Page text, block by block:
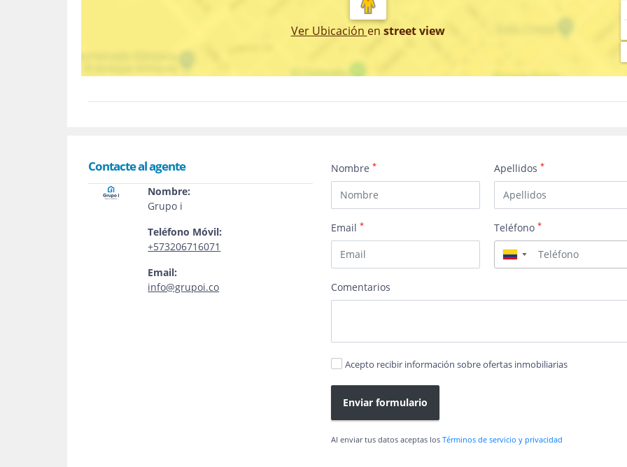
Ver Ubicación en street view
Contacte al agente
Nombre:
Grupo i
Teléfono Móvil:
+573206716071
Email:
info@grupoi.co
Nombre* Apellidos*
Email* Teléfono*
▼
Comentarios
Acepto recibir información sobre ofertas inmobiliarias
Enviar formulario
Al enviar tus datos aceptas losTérminos de servicio y privacidad